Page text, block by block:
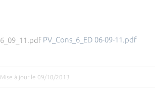
PV_Cons_6_ED 06-09-11.pdf
Mise à jour le 09/10/2013